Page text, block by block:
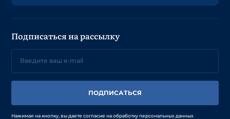
Подписаться на рассылку
ПОДПИСАТЬСЯ
Нажимая на кнопку, вы даете согласие на обработку персональных данных